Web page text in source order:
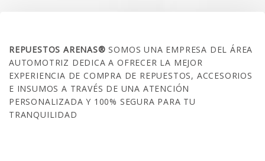
REPUESTOS ARENAS®SOMOS UNA EMPRESA DEL ÁREA
AUTOMOTRIZ DEDICA A OFRECER LA MEJOR
EXPERIENCIA DE COMPRA DE REPUESTOS, ACCESORIOS
E INSUMOS A TRAVÉS DE UNA ATENCIÓN
PERSONALIZADA Y 100% SEGURA PARA TU
TRANQUILIDAD